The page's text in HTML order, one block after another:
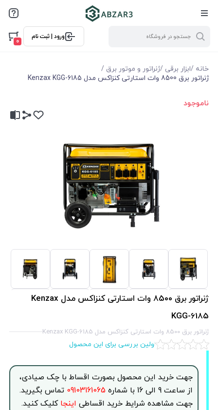
ورود | ثبت نام
0
خانه /ابزار برقی /ژنراتور و موتور برق /
ژنراتور برق 8500 وات استارتی کنزاکس مدل Kenzax KGG-6185
ناموجود
ژنراتور برق 8500 وات استارتی کنزاکس مدل Kenzax
KGG-6185
ژنراتور برق 8500 وات استارتی کنزاکس مدل Kenzax KGG-6185
اولین بررسی برای این محصول
جهت خرید این محصول بصورت اقساط با چک صیادی،
از ساعت 9 الی 16 با شماره
09103161065 تماس بگیرید.
جهت مشاهده شرایط خرید اقساطی اینجاکلیک کنید.